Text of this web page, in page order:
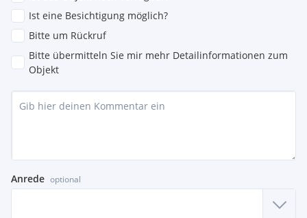
Ist eine Besichtigung möglich?
Bitte um Rückruf
Bitte übermitteln Sie mir mehr Detailinformationen zum
Objekt
Anrede optional